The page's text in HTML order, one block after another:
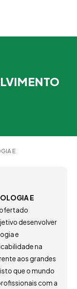
E
E
ofertado
desenvolver
e
na
aos grandes
que o mundo
com a